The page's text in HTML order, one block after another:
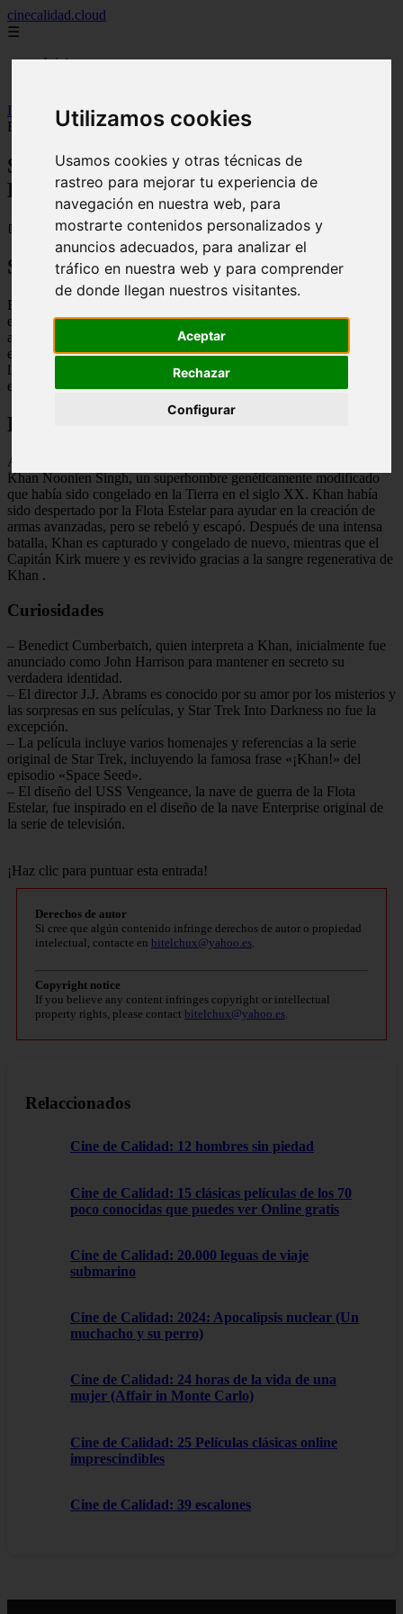
Utilizamos cookies
Usamos cookies y otras técnicas de
rastreo para mejorar tu experiencia de
navegación en nuestra web, para
mostrarte contenidos personalizados y
anuncios adecuados, para analizar el
tráfico en nuestra web y para comprender
de donde llegan nuestros visitantes.
Aceptar
Rechazar
Configurar
cinecalidad.cloud
☰
Inicio
Inicio finalexplicadolat > Star Trek Into Darkness (2026) ᐉ Final
Explicado
Star Trek Into Darkness (2026) ᐉ Final
Explicado
📅 13/02/2026
Sinopsis
En Star Trek Into Darkness, la tripulación del USS Enterprise se
enfrenta a un enemigo terrorista llamado John Harrison, quien ha
atacado la sede de la Flota Estelar en Londres. El Capitán Kirk y su
equipo se embarcan en una misión para capturar a Harrison y
llevarlo ante la justicia, pero pronto descubren que hay mucho más
en juego de lo que pensaban.
Final Explicado
Al final de la película, se revela que John Harrison en realidad es
Khan Noonien Singh, un superhombre genéticamente modificado
que había sido congelado en la Tierra en el siglo XX. Khan había
sido despertado por la Flota Estelar para ayudar en la creación de
armas avanzadas, pero se rebeló y escapó. Después de una intensa
batalla, Khan es capturado y congelado de nuevo, mientras que el
Capitán Kirk muere y es revivido gracias a la sangre regenerativa de
Khan .
Curiosidades
– Benedict Cumberbatch, quien interpreta a Khan, inicialmente fue
anunciado como John Harrison para mantener en secreto su
verdadera identidad.
– El director J.J. Abrams es conocido por su amor por los misterios y
las sorpresas en sus películas, y Star Trek Into Darkness no fue la
excepción.
– La película incluye varios homenajes y referencias a la serie
original de Star Trek, incluyendo la famosa frase «¡Khan!» del
episodio «Space Seed».
– El diseño del USS Vengeance, la nave de guerra de la Flota
Estelar, fue inspirado en el diseño de la nave Enterprise original de
la serie de televisión.
¡Haz clic para puntuar esta entrada!
Derechos de autor
Si cree que algún contenido infringe derechos de autor o propiedad
intelectual, contacte en bitelchux@yahoo.es
Copyright notice
If you believe any content infringes copyright or intellectual
property rights, please contact bitelchux@yahoo.es
Relaccionados
Cine de Calidad: 12 hombres sin piedad
Cine de Calidad: 15 clásicas películas de los 70
poco conocidas que puedes ver Online gratis
Cine de Calidad: 20.000 leguas de viaje
submarino
Cine de Calidad: 2024: Apocalipsis nuclear (Un
muchacho y su perro)
Cine de Calidad: 24 horas de la vida de una
mujer (Affair in Monte Carlo)
Cine de Calidad: 25 Películas clásicas online
imprescindibles
Cine de Calidad: 39 escalones